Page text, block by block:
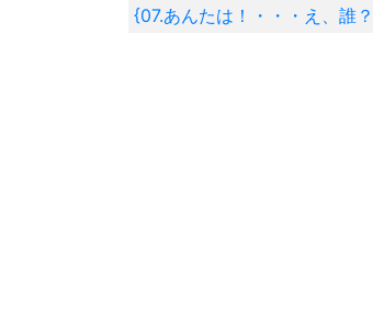
{07.あんたは！・・・え、誰？